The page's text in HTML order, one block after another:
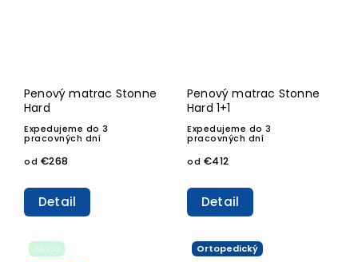
Penový matrac Stonne
Hard
Expedujeme do 3
pracovných dní
od €268
Detail
Penový matrac Stonne
Hard 1+1
Expedujeme do 3
pracovných dní
od €412
Detail
Akcia
Ortopedický